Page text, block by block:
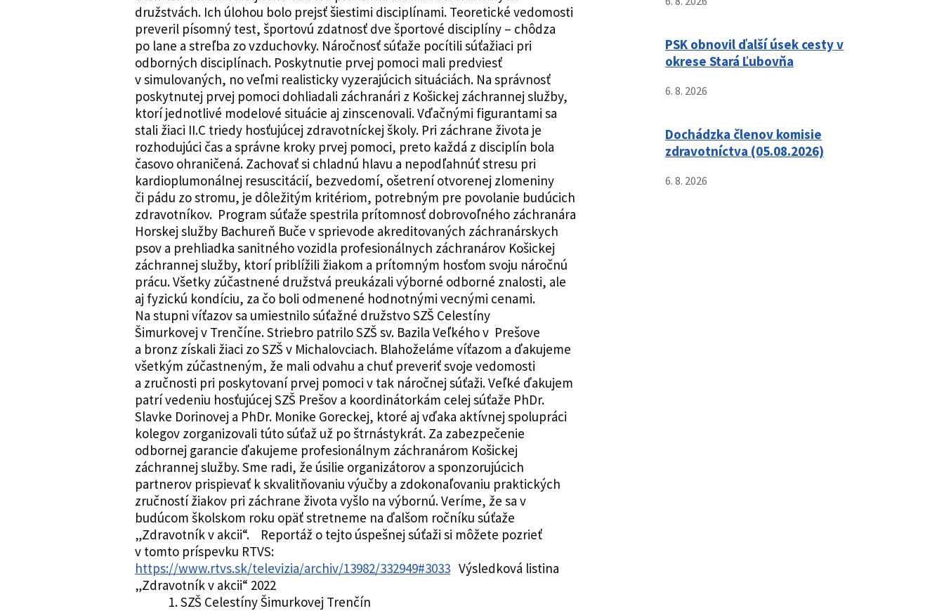
družstvách. Ich úlohou bolo prejsť šiestimi disciplínami. Teoretické vedomosti
preveril písomný test, športovú zdatnosť dve športové disciplíny – chôdza
po lane a streľba zo vzduchovky. Náročnosť súťaže pocítili súťažiaci pri
odborných disciplínach. Poskytnutie prvej pomoci mali predviesť
v simulovaných, no veľmi realisticky vyzerajúcich situáciách. Na správnosť
poskytnutej prvej pomoci dohliadali záchranári z Košickej záchrannej služby,
ktorí jednotlivé modelové situácie aj zinscenovali. Vďačnými figurantami sa
stali žiaci II.C triedy hosťujúcej zdravotníckej školy. Pri záchrane života je
rozhodujúci čas a správne kroky prvej pomoci, preto každá z disciplín bola
časovo ohraničená. Zachovať si chladnú hlavu a nepodľahnúť stresu pri
kardioplumonálnej resuscitácií, bezvedomí, ošetrení otvorenej zlomeniny
či pádu zo stromu, je dôležitým kritériom, potrebným pre povolanie budúcich
zdravotníkov. Program súťaže spestrila prítomnosť dobrovoľného záchranára
Horskej služby Bachureň Buče v sprievode akreditovaných záchranárskych
psov a prehliadka sanitného vozidla profesionálnych záchranárov Košickej
záchrannej služby, ktorí priblížili žiakom a prítomným hosťom svoju náročnú
prácu. Všetky zúčastnené družstvá preukázali výborné odborné znalosti, ale
aj fyzickú kondíciu, za čo boli odmenené hodnotnými vecnými cenami.
Na stupni víťazov sa umiestnilo súťažné družstvo SZŠ Celestíny
Šimurkovej v Trenčíne. Striebro patrilo SZŠ sv. Bazila Veľkého v Prešove
a bronz získali žiaci zo SZŠ v Michalovciach. Blahoželáme víťazom a ďakujeme
všetkým zúčastneným, že mali odvahu a chuť preveriť svoje vedomosti
a zručnosti pri poskytovaní prvej pomoci v tak náročnej súťaži. Veľké ďakujem
patrí vedeniu hosťujúcej SZŠ Prešov a koordinátorkám celej súťaže PhDr.
Slavke Dorinovej a PhDr. Monike Goreckej, ktoré aj vďaka aktívnej spolupráci
kolegov zorganizovali túto súťaž už po štrnástykrát. Za zabezpečenie
odbornej garancie ďakujeme profesionálnym záchranárom Košickej
záchrannej služby. Sme radi, že úsilie organizátorov a sponzorujúcich
partnerov prispievať k skvalitňovaniu výučby a zdokonaľovaniu praktických
zručností žiakov pri záchrane života vyšlo na výbornú. Veríme, že sa v
budúcom školskom roku opäť stretneme na ďalšom ročníku súťaže
„Zdravotník v akcii“. Reportáž o tejto úspešnej súťaži si môžete pozrieť
v tomto príspevku RTVS:
https://www.rtvs.sk/televizia/archiv/13982/332949#3033 Výsledková listina
„Zdravotník v akcii“ 2022
SZŠ Celestíny Šimurkovej Trenčín
PSK obnovil ďalší úsek cesty v
okrese Stará Ľubovňa
6. 8. 2026
Dochádzka členov komisie
zdravotníctva (05.08.2026)
6. 8. 2026